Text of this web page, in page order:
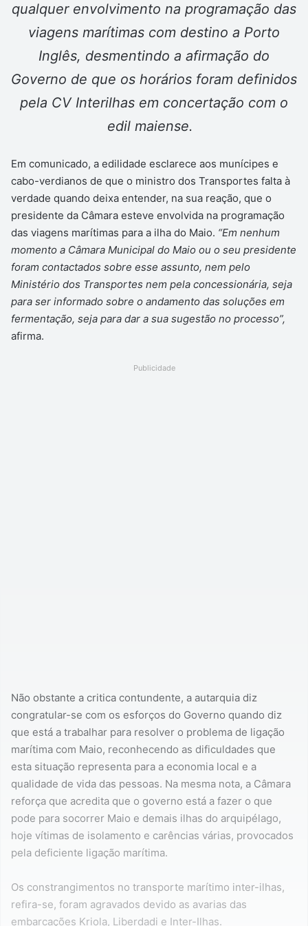
qualquer envolvimento na programação das
viagens marítimas com destino a Porto
Inglês, desmentindo a afirmação do
Governo de que os horários foram definidos
pela CV Interilhas em concertação com o
edil maiense.
Em comunicado, a edilidade esclarece aos munícipes e
cabo-verdianos de que o ministro dos Transportes falta à
verdade quando deixa entender, na sua reação, que o
presidente da Câmara esteve envolvida na programação
das viagens marítimas para a ilha do Maio. “Em nenhum
momento a Câmara Municipal do Maio ou o seu presidente
foram contactados sobre esse assunto, nem pelo
Ministério dos Transportes nem pela concessionária, seja
para ser informado sobre o andamento das soluções em
fermentação, seja para dar a sua sugestão no processo”,
afirma.
Publicidade
Não obstante a critica contundente, a autarquia diz
congratular-se com os esforços do Governo quando diz
que está a trabalhar para resolver o problema de ligação
marítima com Maio, reconhecendo as dificuldades que
esta situação representa para a economia local e a
qualidade de vida das pessoas. Na mesma nota, a Câmara
reforça que acredita que o governo está a fazer o que
pode para socorrer Maio e demais ilhas do arquipélago,
hoje vítimas de isolamento e carências várias, provocados
pela deficiente ligação marítima.
Os constrangimentos no transporte marítimo inter-ilhas,
refira-se, foram agravados devido as avarias das
embarcações Kriola, Liberdadi e Inter-Ilhas.